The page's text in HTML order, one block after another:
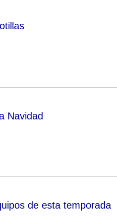
Navidad
de esta temporada